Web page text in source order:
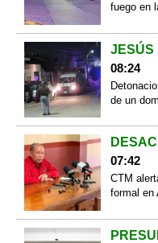
fuego en
JESÚS
08:24
de un
07:42
CTM
formal en